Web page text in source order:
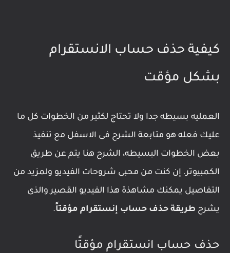
كيفية حذف حساب الانستقرام
بشكل مؤقت
العمليه بسيطه جدا ولا تحتاج لكثير من الخطوات كل ما
عليك فعله هو متابعة الشرح فى الاسفل مع تنفيذ
بعض الخطوات البسيطه، الشرح هنا يتم عن طريق
الكمبيوتر. إن كنت من محبى شروحات الفيديو ولمزيد من
التفاصيل يمكنك مشاهذة هذا الفيديو القصير والذى
يشرح طريقة حذف حساب إنستقرام مؤقتاً.
حذف حساب انستقرام مؤقتًا